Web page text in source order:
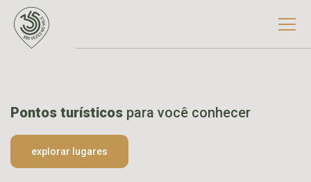
Pontos turísticos para você conhecer
explorar lugares